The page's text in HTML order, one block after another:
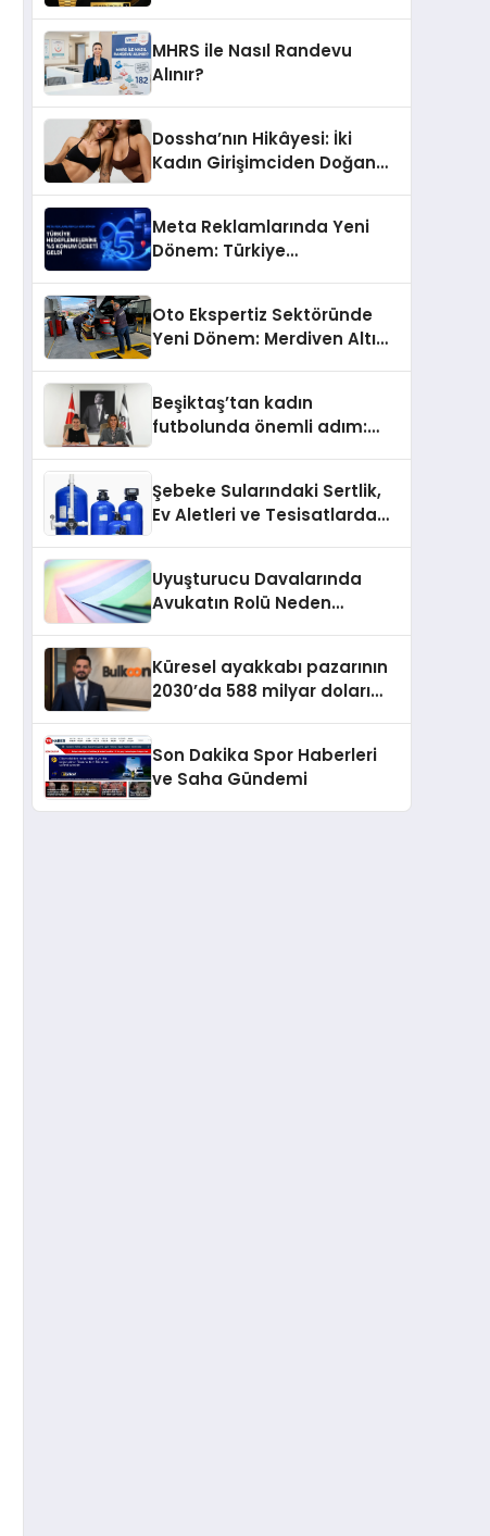
MHRS ile Nasıl Randevu
Alınır?
Dossha’nın Hikâyesi: İki
Kadın Girişimciden Doğan
Meta Reklamlarında Yeni
Dönem: Türkiye
Oto Ekspertiz Sektöründe
Yeni Dönem: Merdiven Altı
Beşiktaş’tan kadın
futbolunda önemli adım:
Gündoğdu kulüp hafızasını
geleceğe taşıyacak
Şebeke Sularındaki Sertlik,
Ev Aletleri ve Tesisatlarda
Uyuşturucu Davalarında
Avukatın Rolü Neden
Küresel ayakkabı pazarının
2030’da 588 milyar doları
Son Dakika Spor Haberleri
ve Saha Gündemi